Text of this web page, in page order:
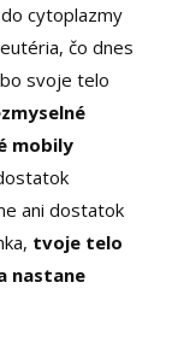
cytoplazmy
čo dnes
svoje telo
mobily
ani dostatok
tvoje telo
nastane